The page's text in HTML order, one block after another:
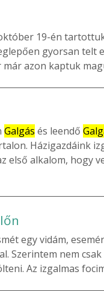
19-én
gyorsan telt
azon kaptuk
Galgás és leendő
Házigazdáink
első alkalom, hogy
egy vidám,
Szerintem nem
Az izgalmas